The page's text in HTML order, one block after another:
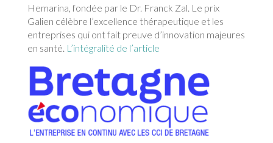
Hemarina, fondée par le Dr. Franck Zal. Le prix
Galien célèbre l’excellence thérapeutique et les
entreprises qui ont fait preuve d’innovation majeures
en santé. L’intégralité de l’article